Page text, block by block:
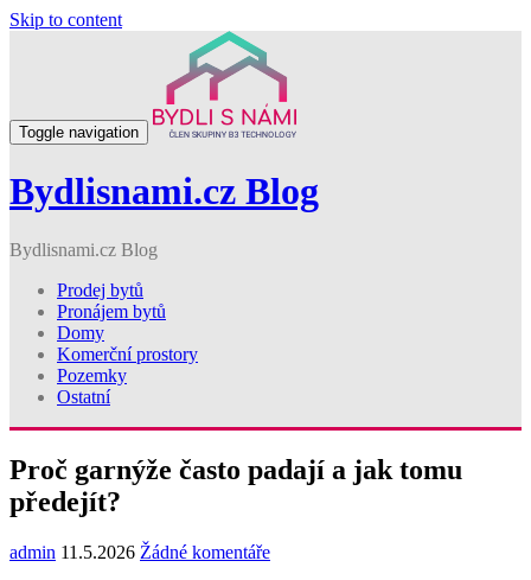
Skip to content
Toggle navigation
Bydlisnami.cz Blog
Bydlisnami.cz Blog
Prodej bytů
Pronájem bytů
Domy
Komerční prostory
Pozemky
Ostatní
Proč garnýže často padají a jak tomu
předejít?
admin 11.5.2026 Žádné komentáře